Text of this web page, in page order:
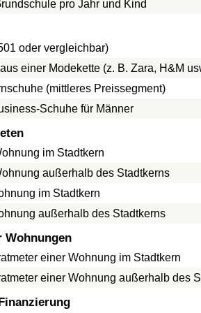
pro Jahr und Kind
oder vergleichbar)
einer Modekette (z. B. Zara, H&M
(mittleres Preissegment)
Schuhe für Männer
im Stadtkern
außerhalb des Stadtkerns
im Stadtkern
außerhalb des Stadtkerns
Wohnungen
einer Wohnung im Stadtkern
einer Wohnung außerhalb des